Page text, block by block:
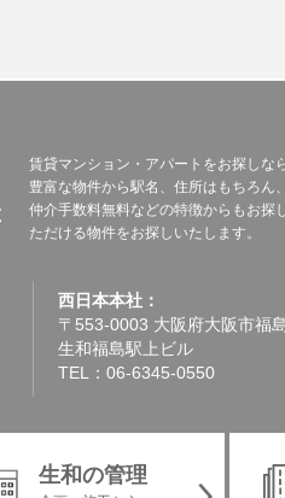
賃貸マンション・アパートをお探しな
豊富な物件から駅名、住所はもちろん
仲介手数料無料などの特徴からもお探
ただける物件をお探しいたします。
西日本本社：
〒553-0003 大阪府大阪市福
生和福島駅上ビル
TEL：06-6345-0550
生和の管理